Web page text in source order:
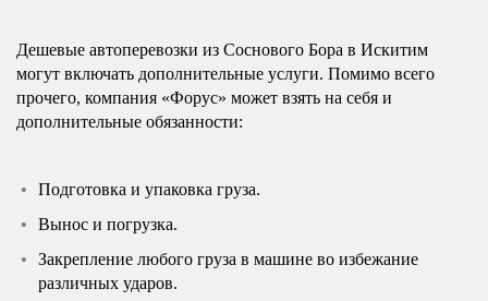
Дешевые автоперевозки из Соснового Бора в Искитим
могут включать дополнительные услуги. Помимо всего
прочего, компания «Форус» может взять на себя и
дополнительные обязанности:
Подготовка и упаковка груза.
Вынос и погрузка.
Закрепление любого груза в машине во избежание
различных ударов.